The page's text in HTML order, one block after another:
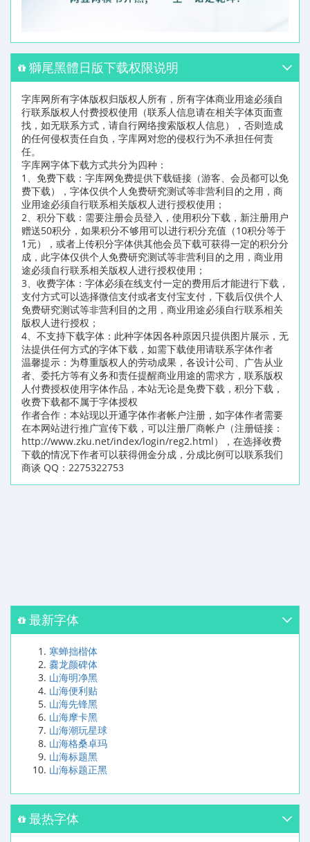
獅尾黑體日版下载权限说明
字库网所有字体版权归版权人所有，所有字体商业用途必须自
行联系版权人付费授权使用（联系人信息请在相关字体页面查
找，如无联系方式，请自行网络搜索版权人信息），否则造成
的任何侵权责任自负，字库网对您的侵权行为不承担任何责
任。
字库网字体下载方式共分为四种：
1、免费下载：字库网免费提供下载链接（游客、会员都可以免
费下载），字体仅供个人免费研究测试等非营利目的之用，商
业用途必须自行联系相关版权人进行授权使用；
2、积分下载：需要注册会员登入，使用积分下载，新注册用户
赠送50积分，如果积分不够用可以进行积分充值（10积分等于
1元），或者上传积分字体供其他会员下载可获得一定的积分分
成，此字体仅供个人免费研究测试等非营利目的之用，商业用
途必须自行联系相关版权人进行授权使用；
3、收费字体：字体必须在线支付一定的费用后才能进行下载，
支付方式可以选择微信支付或者支付宝支付，下载后仅供个人
免费研究测试等非营利目的之用，商业用途必须自行联系相关
版权人进行授权；
4、不支持下载字体：此种字体因各种原因只提供图片展示，无
法提供任何方式的字体下载，如需下载使用请联系字体作者
温馨提示：为尊重版权人的劳动成果，各设计公司、广告从业
者、委托方等有义务和责任提醒商业用途的需求方，联系版权
人付费授权使用字体作品，本站无论是免费下载，积分下载，
收费下载都不属于字体授权
作者合作：本站现以开通字体作者帐户注册，如字体作者需要
在本网站进行推广宣传下载，可以注册厂商帐户（注册链接：
http://www.zku.net/index/login/reg2.html），在选择收费
下载的情况下作者可以获得佣金分成，分成比例可以联系我们
商谈 QQ：2275322753
最新字体
寒蝉拙楷体
爨龙颜碑体
山海明净黑
山海便利贴
山海先锋黑
山海摩卡黑
山海潮玩星球
山海格桑卓玛
山海标题黑
山海标题正黑
最热字体